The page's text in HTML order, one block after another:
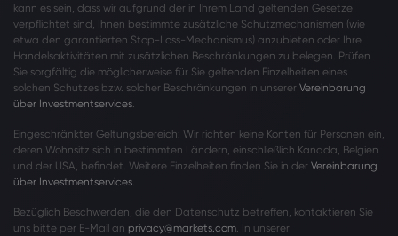
kann es sein, dass wir aufgrund der in Ihrem Land geltenden Gesetze
verpflichtet sind, Ihnen bestimmte zusätzliche Schutzmechanismen (wie
etwa den garantierten Stop-Loss-Mechanismus) anzubieten oder Ihre
Handelsaktivitäten mit zusätzlichen Beschränkungen zu belegen. Prüfen
Sie sorgfältig die möglicherweise für Sie geltenden Einzelheiten eines
solchen Schutzes bzw. solcher Beschränkungen in unserer Vereinbarung
über Investmentservices.
Eingeschränkter Geltungsbereich: Wir richten keine Konten für Personen ein,
deren Wohnsitz sich in bestimmten Ländern, einschließlich Kanada, Belgien
und der USA, befindet. Weitere Einzelheiten finden Sie in der Vereinbarung
über Investmentservices.
Bezüglich Beschwerden, die den Datenschutz betreffen, kontaktieren Sie
uns bitte per E-Mail an privacy@markets.com. In unserer